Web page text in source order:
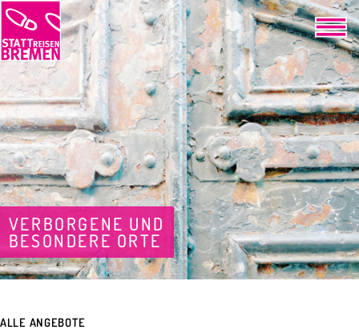
VERBORGENE UND
BESONDERE ORTE
ALLE ANGEBOTE